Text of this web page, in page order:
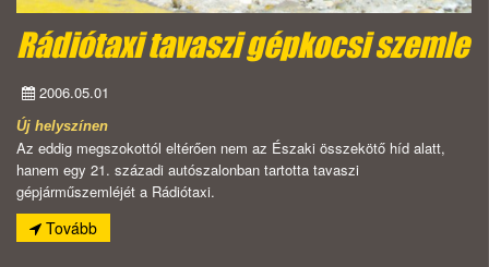
Rádiótaxi tavaszi gépkocsi szemle
2006.05.01
Új helyszínen
Az eddig megszokottól eltérően nem az Északi összekötő híd alatt,
hanem egy 21. századi autószalonban tartotta tavaszi
gépjárműszemléjét a Rádiótaxi.
Tovább